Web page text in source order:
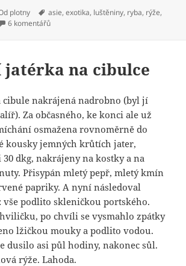
plotny Štítky:
asie,exotika, luštěniny, ryba, rýže,
6 komentářůu textu s názvem Ryba s fazolemi na
jatérka na cibulce
cibule nakrájená nadrobno (byl jí
Za občasného, ke konci ale už
osmažena rovnoměrně do
kousky jemných krůtích jater,
dkg, nakrájeny na kostky a na
Přisypán mletý pepř, mletý kmín
papriky. A nyní následoval
: vše podlito skleničkou portského.
po chvíli se vysmahlo zpátky
lžičkou mouky a podlito vodou.
dusilo asi půl hodiny, nakonec sůl.
rýže. Lahoda.